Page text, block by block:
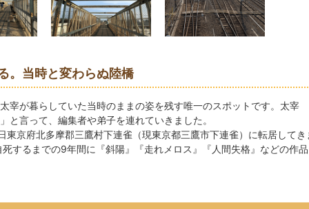
。当時と変わらぬ陸橋
宰が暮らしていた当時のままの姿を残す唯一のスポットです。太宰
と言って、編集者や弟子を連れていきました。
京府北多摩郡三鷹村下連雀（現東京都三鷹市下連雀）に転居してき
するまでの9年間に『斜陽』『走れメロス』『人間失格』などの作品